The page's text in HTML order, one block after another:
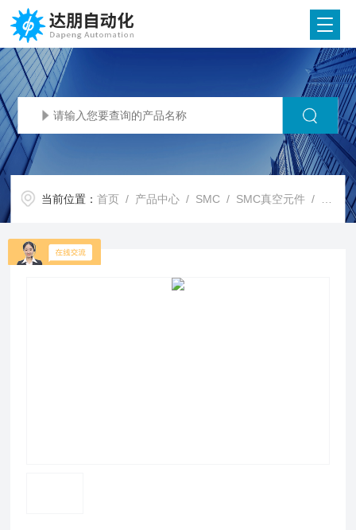
当前位置：首页 / 产品中心 / SMC / SMC真空元件 / SMC代理SMC 真空吸盘/ZP3E